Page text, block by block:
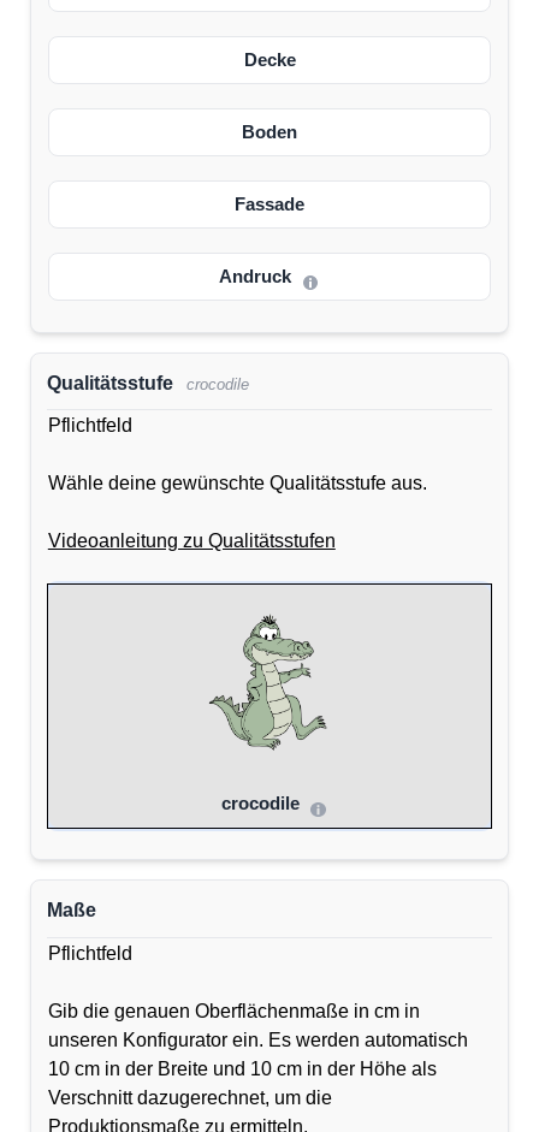
Decke
Boden
Fassade
Andruck
Qualitätsstufe crocodile
Pflichtfeld
Wähle deine gewünschte Qualitätsstufe aus.
Videoanleitung zu Qualitätsstufen
crocodile
Maße
Pflichtfeld
Gib die genauen Oberflächenmaße in cm in
unseren Konfigurator ein. Es werden automatisch
10 cm in der Breite und 10 cm in der Höhe als
Verschnitt dazugerechnet, um die
Produktionsmaße zu ermitteln.